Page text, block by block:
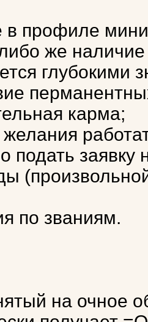
в профиле
же
глубокими
карма;
подать заявку
по званиям.
на очное